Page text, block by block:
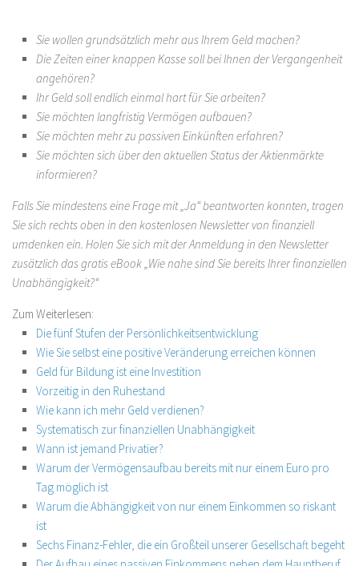
Sie wollen grundsätzlich mehr aus Ihrem Geld machen?
Die Zeiten einer knappen Kasse soll bei Ihnen der Vergangenheit
angehören?
Ihr Geld soll endlich einmal hart für Sie arbeiten?
Sie möchten langfristig Vermögen aufbauen?
Sie möchten mehr zu passiven Einkünften erfahren?
Sie möchten sich über den aktuellen Status der Aktienmärkte
informieren?
Falls Sie mindestens eine Frage mit „Ja“ beantworten konnten, tragen
Sie sich rechts oben in den kostenlosen Newsletter von finanziell
umdenken ein. Holen Sie sich mit der Anmeldung in den Newsletter
zusätzlich das gratis eBook„Wie nahe sind Sie bereits Ihrer finanziellen
Unabhängigkeit?“
Zum Weiterlesen:
Die fünf Stufen der Persönlichkeitsentwicklung
Wie Sie selbst eine positive Veränderung erreichen können
Geld für Bildung ist eine Investition
Vorzeitig in den Ruhestand
Wie kann ich mehr Geld verdienen?
Systematisch zur finanziellen Unabhängigkeit
Wann ist jemand Privatier?
Warum der Vermögensaufbau bereits mit nur einem Euro pro
Tag möglich ist
Warum die Abhängigkeit von nur einem Einkommen so riskant
ist
Sechs Finanz-Fehler, die ein Großteil unserer Gesellschaft begeht